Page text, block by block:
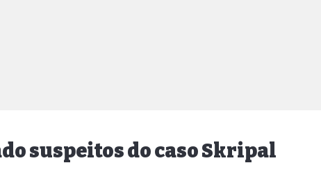
suspeitos do caso Skripal